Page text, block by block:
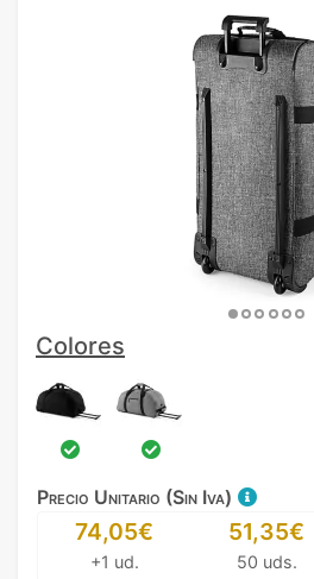
Colores
Precio Unitario (Sin Iva)
74,05€
+1 ud.
51,35€
50 uds.